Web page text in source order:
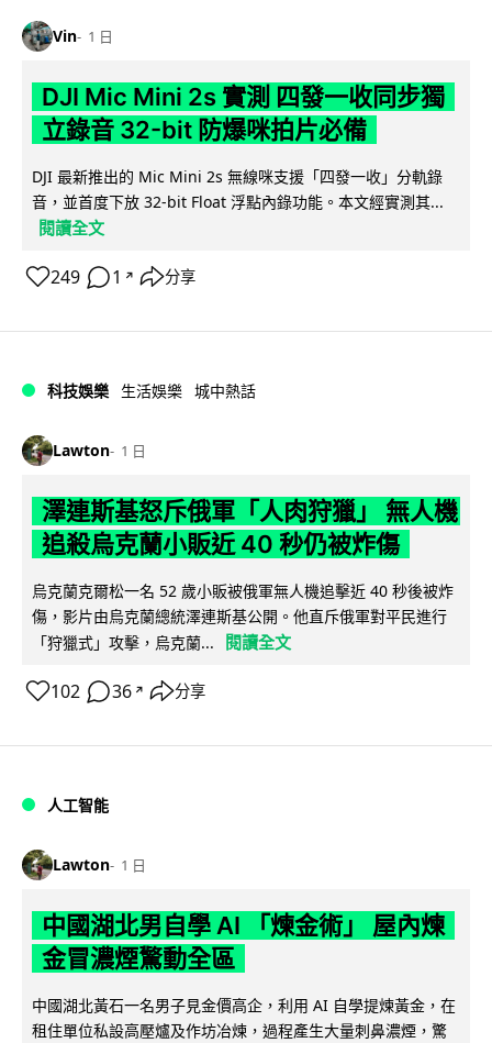
Vin 1 日
DJI Mic Mini 2s 實測 四發一收同步獨
立錄音 32-bit 防爆咪拍片必備
DJI 最新推出的 Mic Mini 2s 無線咪支援「四發一收」分軌錄
音，並首度下放 32-bit Float 浮點內錄功能。本文經實測其...
閱讀全文
249 1 ↗ 分享
科技娛樂 生活娛樂 城中熱話
Lawton 1 日
澤連斯基怒斥俄軍「人肉狩獵」 無人機
追殺烏克蘭小販近 40 秒仍被炸傷
烏克蘭克爾松一名 52 歲小販被俄軍無人機追擊近 40 秒後被炸
傷，影片由烏克蘭總統澤連斯基公開。他直斥俄軍對平民進行
「狩獵式」攻擊，烏克蘭...
閱讀全文
102 36 ↗ 分享
人工智能
Lawton 1 日
中國湖北男自學 AI 「煉金術」 屋內煉
金冒濃煙驚動全區
中國湖北黃石一名男子見金價高企，利用 AI 自學提煉黃金，在
租住單位私設高壓爐及作坊冶煉，過程產生大量刺鼻濃煙，驚